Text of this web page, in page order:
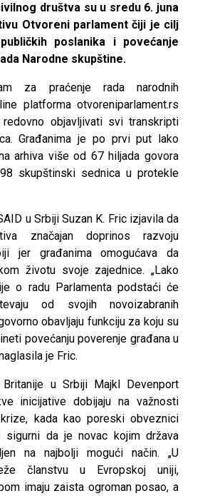
društva su u sredu 6. juna
Otvoreni parlament čiji je cilj
poslanika i povećanje
Narodne skupštine.
za praćenje rada narodnih
platforma otvoreniparlament.rs
objavljivati svi transkripti
Građanima je po prvi put lako
arhiva više od 67 hiljada govora
skupštinski sednica u protekle
u Srbiji Suzan K. Fric izjavila da
značajan doprinos razvoju
jer građanima omogućava da
životu svoje zajednice. „Lako
o radu Parlamenta podstaći će
od svojih novoizabranih
obavljaju funkciju za koju su
povećanju poverenje građana u
je Fric.
u Srbiji Majkl Devenport
inicijative dobijaju na važnosti
kada kao poreski obveznici
sigurni da je novac kojim država
na najbolji mogući način. „U
članstvu u Evropskoj uniji,
imaju zaista ogroman posao, a